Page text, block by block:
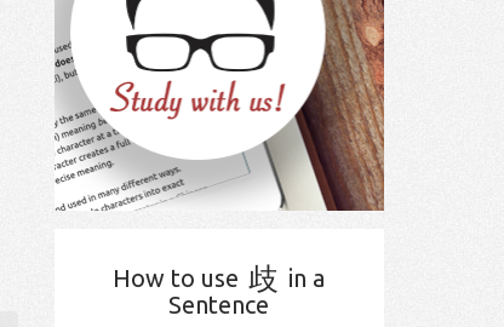
How to use 歧 in a
Sentence